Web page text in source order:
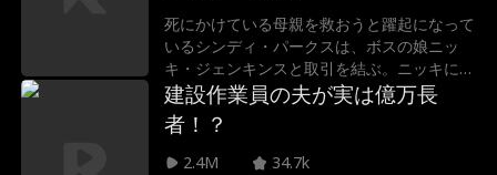
死にかけている母親を救おうと躍起になって
いるシンディ・パークスは、ボスの娘ニッ
キ・ジェンキンスと取引を結ぶ。ニッキに成
りすまし、億万長者のチャールズ・ケインに
処女を捧げるというのだ。ニッキはチャール
ズを騙して結婚するためにこの計画を利用す
るが、彼女が病気になったため、シンディは
建設作業員の夫が実は億万長
者！？
2.4M
34.7k